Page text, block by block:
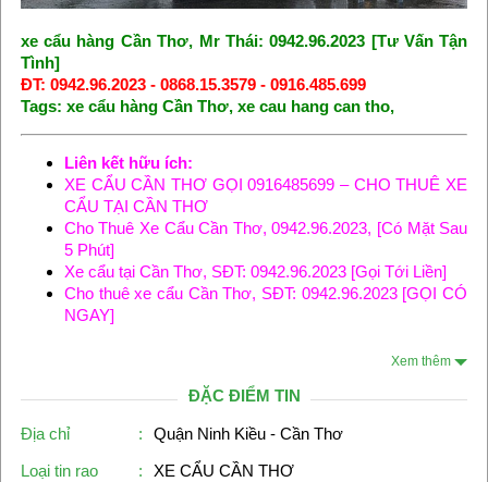
xe cẩu hàng Cần Thơ, Mr Thái: 0942.96.2023 [Tư Vấn Tận
Tình]
ĐT: 0942.96.2023 - 0868.15.3579 - 0916.485.699
Tags: xe cẩu hàng Cần Thơ, xe cau hang can tho,
Liên kết hữu ích:
XE CẨU CẦN THƠ GỌI 0916485699 – CHO THUÊ XE
CẨU TẠI CẦN THƠ
Cho Thuê Xe Cẩu Cần Thơ, 0942.96.2023, [Có Mặt Sau
5 Phút]
Xe cẩu tại Cần Thơ, SĐT: 0942.96.2023 [Gọi Tới Liền]
Cho thuê xe cẩu Cần Thơ, SĐT: 0942.96.2023 [GỌI CÓ
NGAY]
Xem thêm
ĐẶC ĐIỂM TIN
Địa chỉ :
Quận Ninh Kiều - Cần Thơ
Loại tin rao
: XE CẨU CẦN THƠ